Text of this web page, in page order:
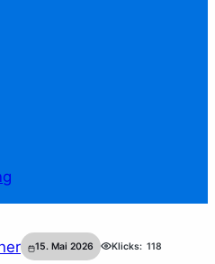
15. Mai 2026 Klicks: 118